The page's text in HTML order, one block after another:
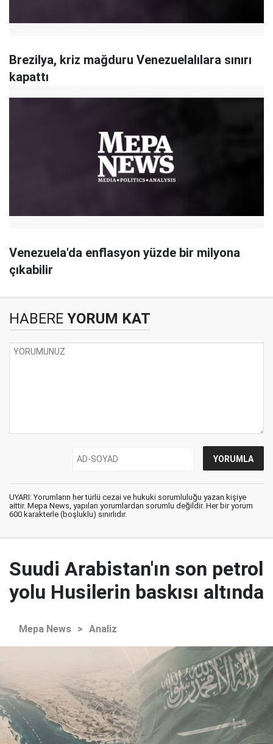
Brezilya, kriz mağduru Venezuelalılara sınırı
kapattı
Venezuela'da enflasyon yüzde bir milyona
çıkabilir
HABERE YORUM KAT
UYARI: Yorumların her türlü cezai ve hukuki sorumluluğu yazan kişiye
aittir. Mepa News, yapılan yorumlardan sorumlu değildir. Her bir yorum
600 karakterle (boşluklu) sınırlıdır.
Suudi Arabistan'ın son petrol
yolu Husilerin baskısı altında
Mepa News > Analiz